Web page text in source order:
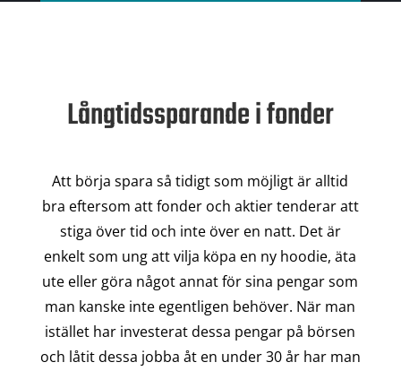
Långtidssparande i fonder
Att börja spara så tidigt som möjligt är alltid
bra eftersom att fonder och aktier tenderar att
stiga över tid och inte över en natt. Det är
enkelt som ung att vilja köpa en ny hoodie, äta
ute eller göra något annat för sina pengar som
man kanske inte egentligen behöver. När man
istället har investerat dessa pengar på börsen
och låtit dessa jobba åt en under 30 år har man